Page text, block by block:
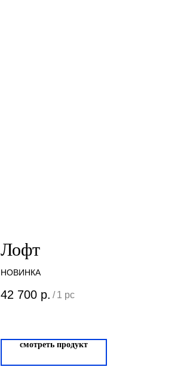
Лофт
НОВИНКА
42 700 р. / 1 pc
смотреть продукт